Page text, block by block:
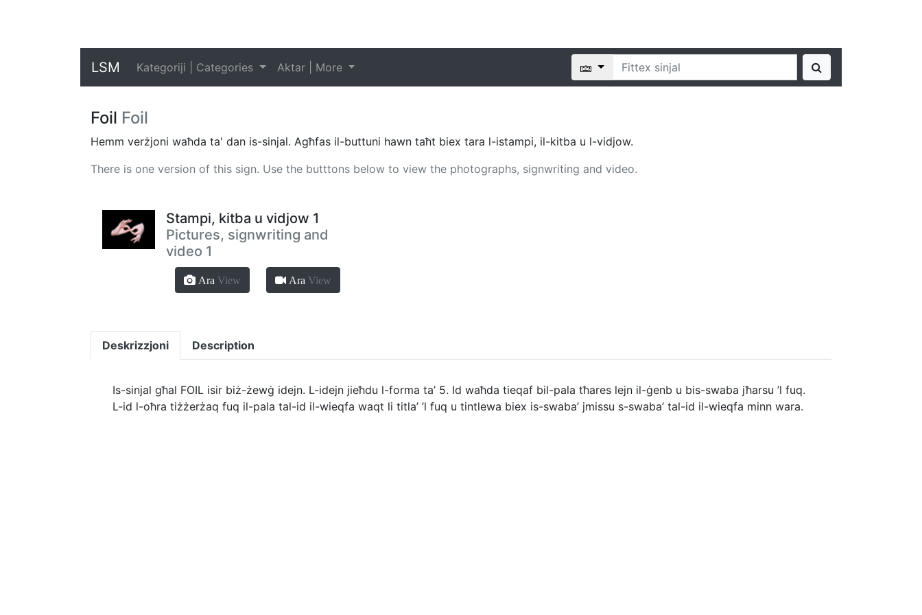
LSM Kategoriji | Categories Aktar | More
Foil Foil
Hemm verżjoni waħda ta' dan is-sinjal. Agħfas il-buttuni hawn taħt biex tara l-istampi, il-kitba u l-vidjow.
There is one version of this sign. Use the butttons below to view the photographs, signwriting and video.
Stampi, kitba u vidjow 1
Pictures, signwriting and
video 1
Ara View AraView
Deskrizzjoni Description
Is-sinjal għal FOIL isir biż-żewġ idejn. L-idejn jieħdu l-forma ta’ 5. Id waħda tieqaf bil-pala tħares lejn il-ġenb u bis-swaba jħarsu ’l fuq.
L-id l-oħra tiżżerżaq fuq il-pala tal-id il-wieqfa waqt li titla’ ’l fuq u tintlewa biex is-swaba’ jmissu s-swaba’ tal-id il-wieqfa minn wara.